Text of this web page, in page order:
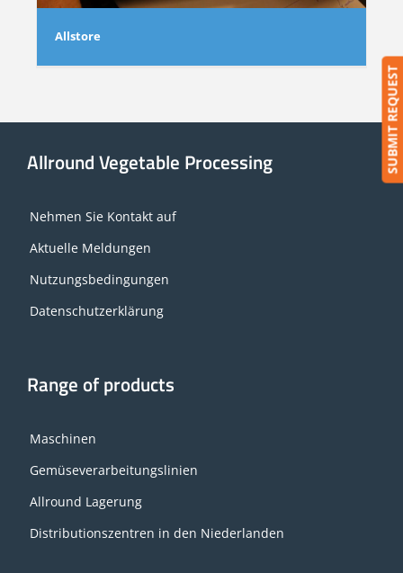
Allstore
Allround Vegetable Processing
Nehmen Sie Kontakt auf
Aktuelle Meldungen
Nutzungsbedingungen
Datenschutzerklärung
Range of products
Maschinen
Gemüseverarbeitungslinien
Allround Lagerung
Distributionszentren in den Niederlanden
SUBMIT REQUEST